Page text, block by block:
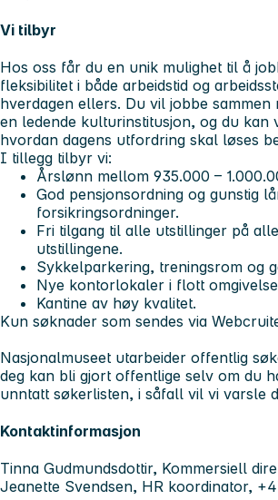
Vi tilbyr
Hos oss får du en unik mulighet til å
fleksibilitet i både arbeidstid og
hverdagen ellers. Du vil jobbe
en ledende kulturinstitusjon, og du
hvordan dagens utfordring skal løses
I tillegg tilbyr vi:
Årslønn mellom 935.000 –
God pensjonsordning og gunstig
forsikringsordninger.
Fri tilgang til alle utstillinger på
utstillingene.
Sykkelparkering, treningsrom og
Nye kontorlokaler i flott
Kantine av høy kvalitet.
Kun søknader som sendes via
Nasjonalmuseet utarbeider offentlig
deg kan bli gjort offentlige selv om du
unntatt søkerlisten, i såfall vil vi varsle
Kontaktinformasjon
Tinna Gudmundsdottir, Kommersiell
Jeanette Svendsen, HR koordinator,